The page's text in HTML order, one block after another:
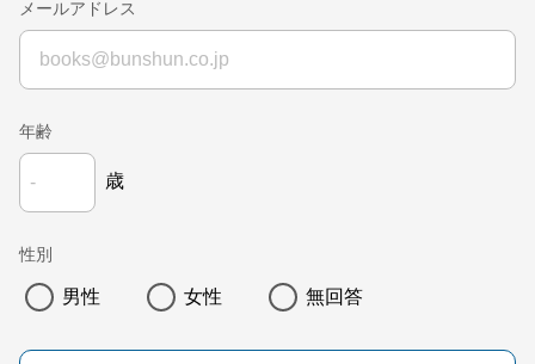
メールアドレス
年齢
歳
性別
男性 女性 無回答